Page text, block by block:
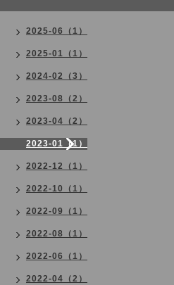
2025-06（1）
2025-01（1）
2024-02（3）
2023-08（2）
2023-04（2）
2023-01（1）
2022-12（1）
2022-10（1）
2022-09（1）
2022-08（1）
2022-06（1）
2022-04（2）